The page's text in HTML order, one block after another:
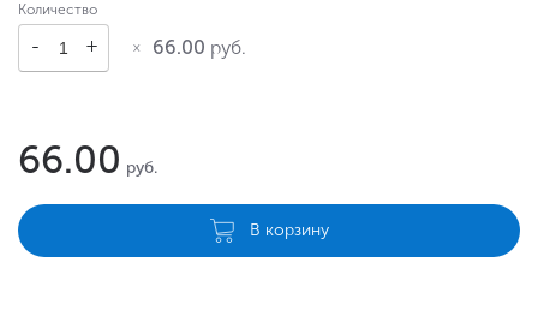
Количество
66.00 руб.
66.00 руб.
В корзину